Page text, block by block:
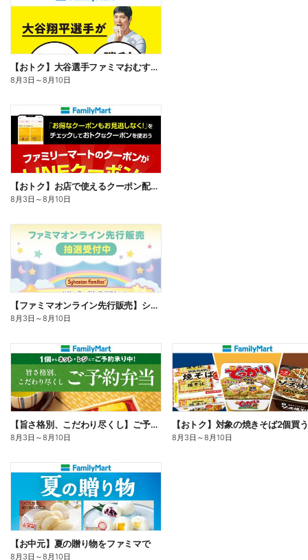
【おトク】大谷選手ファミマおむすび割
8月3日 ～8月10日
【おトク】お店で使えるクーポン配信中
8月3日 ～8月10日
【ファミマオンライン先行販売】シルバニアファミリー
8月3日 ～8月10日
【旨さ格別、こだわり尽くし】ご予約弁当
8月3日 ～8月10日 8月3日 ～8月10日
【お中元】夏の贈り物をファミマで
8月3日 ～8月10日